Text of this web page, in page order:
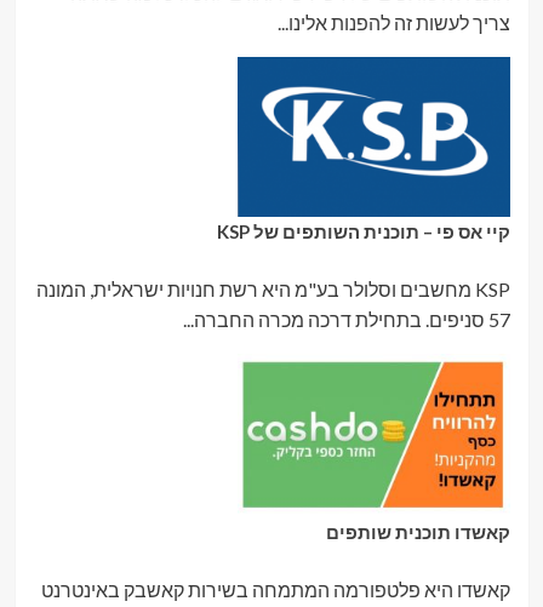
צריך לעשות זה להפנות אלינו...
קיי אס פי – תוכנית השותפים של KSP
KSP מחשבים וסלולר בע"מ היא רשת חנויות ישראלית, המונה
57 סניפים. בתחילת דרכה מכרה החברה...
קאשדו תוכנית שותפים
קאשדו היא פלטפורמה המתמחה בשירות קאשבק באינטרנט